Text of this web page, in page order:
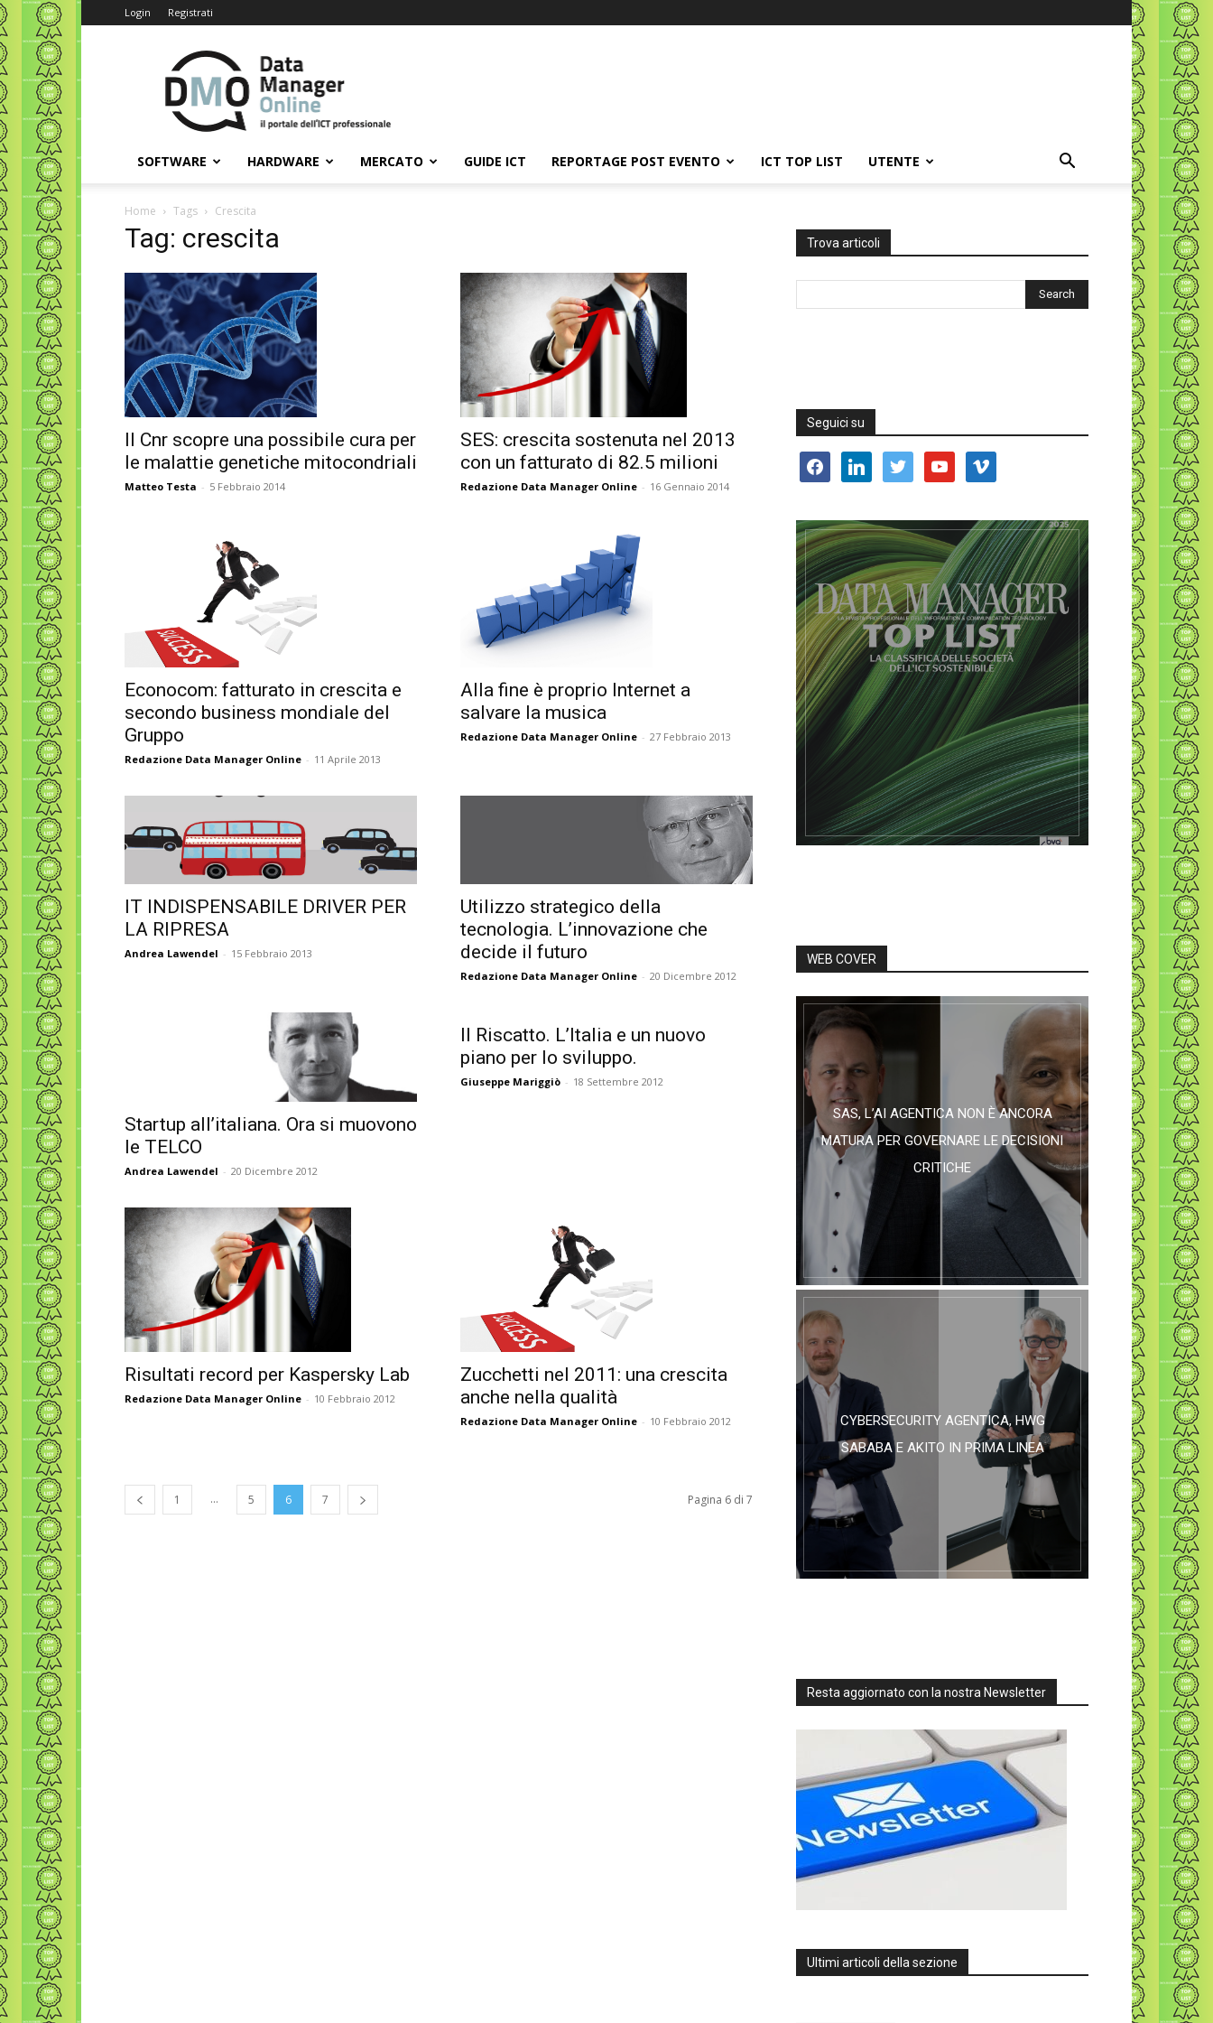
Login Registrati
Data
Manager
Online
SOFTWARE HARDWARE MERCATO GUIDE ICT REPORTAGE POST EVENTO ICT TOP LIST UTENTE
Home Tags Crescita
Tag: crescita
Il Cnr scopre una possibile cura per
le malattie genetiche mitocondriali
Matteo Testa - 5 Febbraio 2014
SES: crescita sostenuta nel 2013
con un fatturato di 82.5 milioni
Redazione Data Manager Online - 16 Gennaio 2014
Econocom: fatturato in crescita e
secondo business mondiale del
Gruppo
Redazione Data Manager Online - 11 Aprile 2013
Alla fine è proprio Internet a
salvare la musica
Redazione Data Manager Online - 27 Febbraio 2013
IT INDISPENSABILE DRIVER PER
LA RIPRESA
Andrea Lawendel - 15 Febbraio 2013
Utilizzo strategico della
tecnologia. L’innovazione che
decide il futuro
Redazione Data Manager Online - 20 Dicembre 2012
Startup all’italiana. Ora si muovono
le TELCO
Andrea Lawendel - 20 Dicembre 2012
Il Riscatto. L’Italia e un nuovo
piano per lo sviluppo.
Giuseppe Mariggiò - 18 Settembre 2012
Risultati record per Kaspersky Lab
Redazione Data Manager Online - 10 Febbraio 2012
Zucchetti nel 2011: una crescita
anche nella qualità
Redazione Data Manager Online - 10 Febbraio 2012
1 ... 5 6 7 Pagina 6 di 7
Trova articoli
Seguici su
facebooklinkedin twitter youtube vimeo
WEB COVER
SAS, L’AI AGENTICA NON È ANCORA
MATURA PER GOVERNARE LE DECISIONI
CRITICHE
CYBERSECURITY AGENTICA, HWG
SABABA E AKITO IN PRIMA LINEA
Resta aggiornato con la nostra Newsletter
Ultimi articoli della sezione